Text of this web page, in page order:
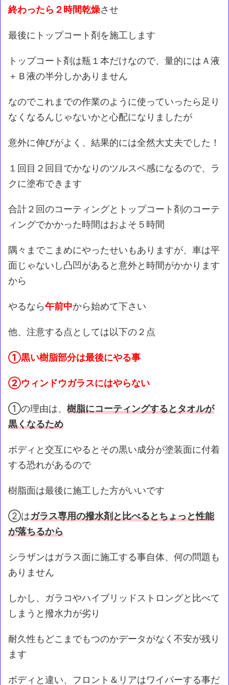
終わったら２時間乾燥させ
最後にトップコート剤を施工します
トップコート剤は瓶１本だけなので、量的にはＡ液
＋Ｂ液の半分しかありません
なのでこれまでの作業のように使っていったら足り
なくなるんじゃないかと心配になりましたが
意外に伸びがよく、結果的には全然大丈夫でした！
１回目２回目でかなりのツルスベ感になるので、ラ
クに塗布できます
合計２回のコーティングとトップコート剤のコーテ
ィングでかかった時間はおよそ５時間
隅々までこまめにやったせいもありますが、車は平
面じゃないし凸凹があると意外と時間がかかります
から
やるなら午前中から始めて下さい
他、注意する点としては以下の２点
①黒い樹脂部分は最後にやる事
②ウィンドウガラスにはやらない
①の理由は、 樹脂にコーティングするとタオルが
黒くなるため
ボディと交互にやるとその黒い成分が塗装面に付着
する恐れがあるので
樹脂面は最後に施工した方がいいです
②はガラス専用の撥水剤と比べるとちょっと性能
が落ちるから
シラザンはガラス面に施工する事自体、何の問題も
ありません
しかし、ガラコやハイブリッドストロングと比べて
しまうと撥水力が劣り
耐久性もどこまでもつのかデータがなく不安が残り
ます
ボディと違い、フロント＆リアはワイパーする事だ